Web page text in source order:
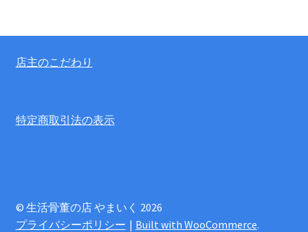
店主のこだわり
特定商取引法の表示
© 生活骨董の店 やまいく 2026
プライバシーポリシー
Built with WooCommerce.